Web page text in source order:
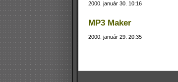
2000. január 30. 10:16
MP3 Maker
2000. január 29. 20:35